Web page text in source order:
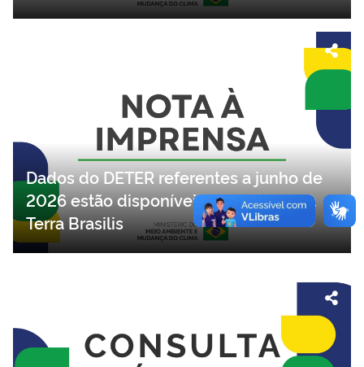
Dados do DETER referentes a junho de
2026 estão disponíveis na plataforma
Terra Brasilis